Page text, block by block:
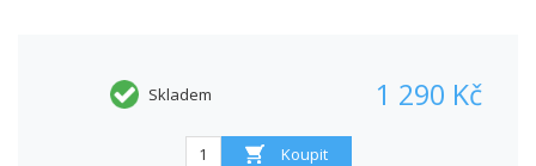
Skladem 1 290 Kč